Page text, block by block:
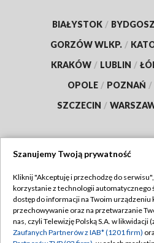
BIAŁYSTOK /
GORZÓW WLKP. /
KRAKÓW / LUBLIN /
OPOLE / POZNAŃ /
SZCZECIN /
TVP
Abonament TVP
Emisja w TVP
Polityka
Szanujemy Twoją prywatność
Kliknij "Akceptuję i przechodzę do
korzystanie z technologii automatycznego
dostęp do informacji na Twoim urządzeniu
przechowywanie oraz na przetwarzanie
nas, czyli Telewizję Polską S.A. w likwidacji
Zaufanych Partnerów z IAB* (1201 firm)